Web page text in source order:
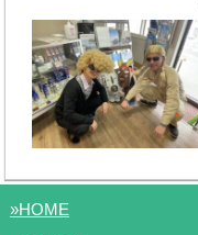
»HOME